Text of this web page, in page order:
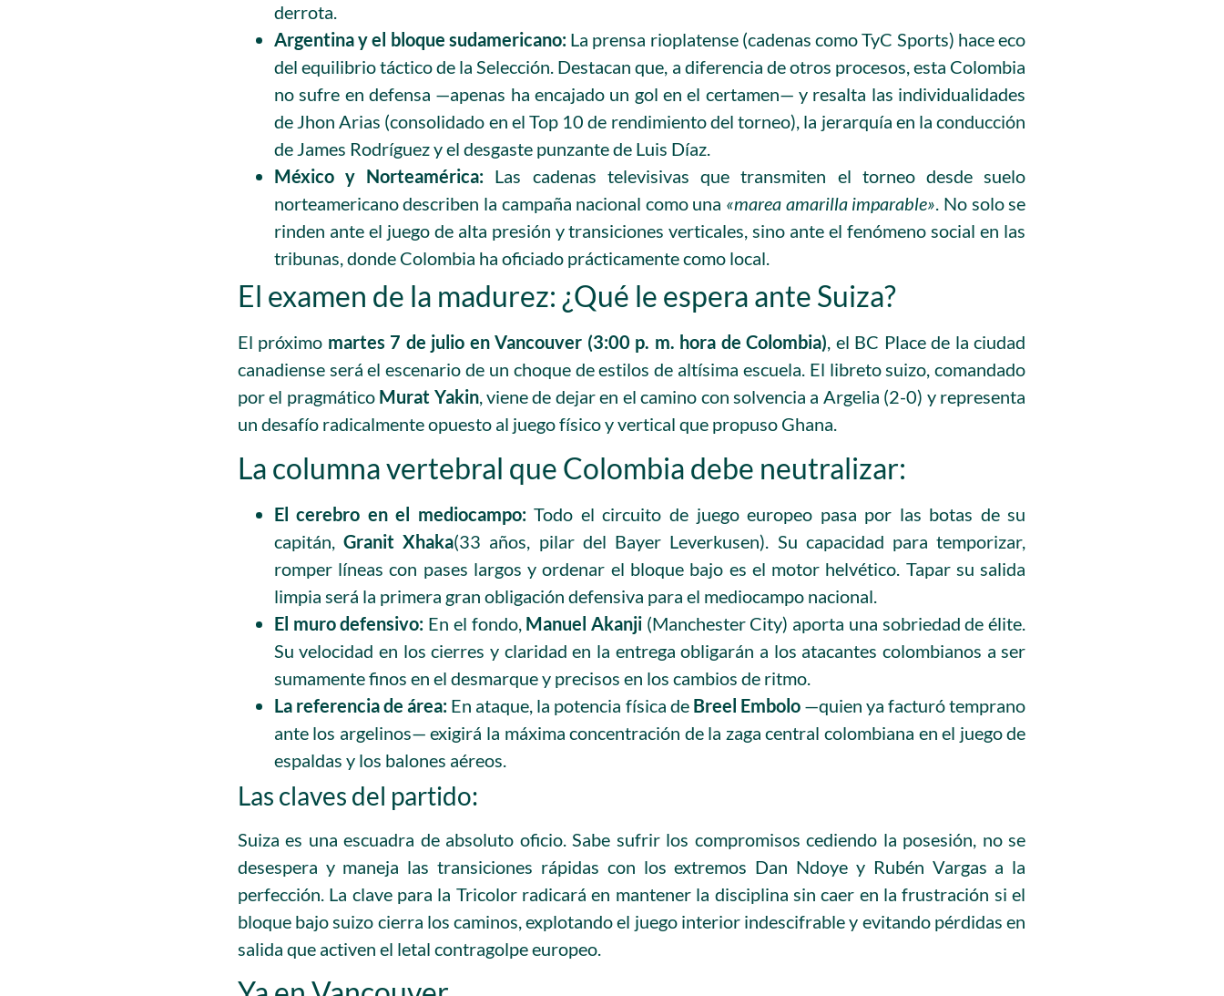
derrota.
Argentina y el bloque sudamericano:La prensa rioplatense (cadenas como TyC Sports) hace eco
del equilibrio táctico de la Selección. Destacan que, a diferencia de otros procesos, esta Colombia
no sufre en defensa —apenas ha encajado un gol en el certamen— y resalta las individualidades
de Jhon Arias (consolidado en el Top 10 de rendimiento del torneo), la jerarquía en la conducción
de James Rodríguez y el desgaste punzante de Luis Díaz.
México y Norteamérica: Las cadenas televisivas que transmiten el torneo desde suelo
norteamericano describen la campaña nacional como una «marea amarilla imparable». No solo se
rinden ante el juego de alta presión y transiciones verticales, sino ante el fenómeno social en las
tribunas, donde Colombia ha oficiado prácticamente como local.
El examen de la madurez: ¿Qué le espera ante Suiza?
El próximo martes 7 de julio en Vancouver (3:00 p. m. hora de Colombia), el BC Place de la ciudad
canadiense será el escenario de un choque de estilos de altísima escuela. El libreto suizo, comandado
por el pragmático Murat Yakin, viene de dejar en el camino con solvencia a Argelia (2-0) y representa
un desafío radicalmente opuesto al juego físico y vertical que propuso Ghana.
La columna vertebral que Colombia debe neutralizar:
El cerebro en el mediocampo:Todo el circuito de juego europeo pasa por las botas de su
capitán,Granit Xhaka(33 años, pilar del Bayer Leverkusen). Su capacidad para temporizar,
romper líneas con pases largos y ordenar el bloque bajo es el motor helvético. Tapar su salida
limpia será la primera gran obligación defensiva para el mediocampo nacional.
El muro defensivo: En el fondo, Manuel Akanji (Manchester City) aporta una sobriedad de élite.
Su velocidad en los cierres y claridad en la entrega obligarán a los atacantes colombianos a ser
sumamente finos en el desmarque y precisos en los cambios de ritmo.
La referencia de área: En ataque, la potencia física de Breel Embolo—quien ya facturó temprano
ante los argelinos— exigirá la máxima concentración de la zaga central colombiana en el juego de
espaldas y los balones aéreos.
Las claves del partido:
Suiza es una escuadra de absoluto oficio. Sabe sufrir los compromisos cediendo la posesión, no se
desespera y maneja las transiciones rápidas con los extremos Dan Ndoye y Rubén Vargas a la
perfección. La clave para la Tricolor radicará en mantener la disciplina sin caer en la frustración si el
bloque bajo suizo cierra los caminos, explotando el juego interior indescifrable y evitando pérdidas en
salida que activen el letal contragolpe europeo.